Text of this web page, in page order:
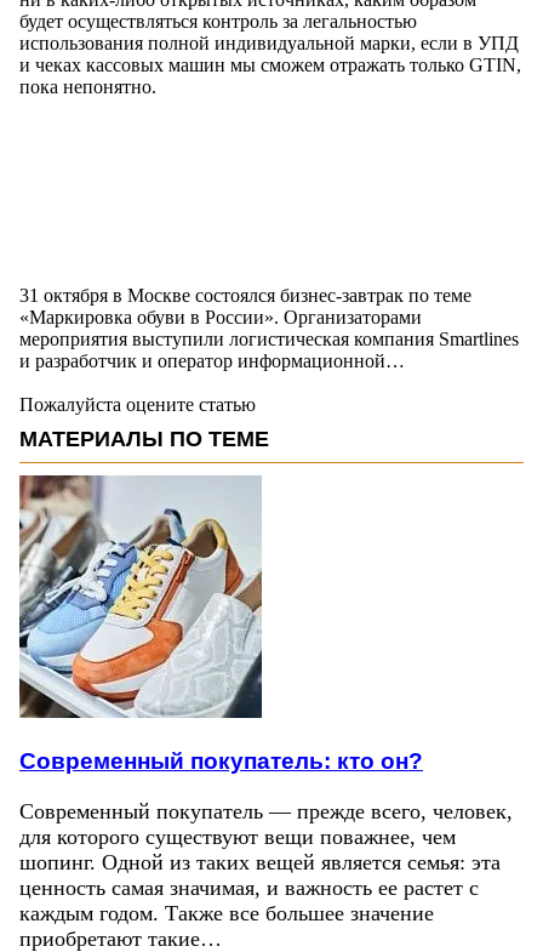
будет осуществляться контроль за легальностью
использования полной индивидуальной марки, если в УПД
и чеках кассовых машин мы сможем отражать только GTIN,
пока непонятно.
31 октября в Москве состоялся бизнес-завтрак по теме
«Маркировка обуви в России». Организаторами
мероприятия выступили логистическая компания Smartlines
и разработчик и оператор информационной…
Пожалуйста оцените статью
МАТЕРИАЛЫ ПО ТЕМЕ
Современный покупатель: кто он?
Современный покупатель — прежде всего, человек,
для которого существуют вещи поважнее, чем
шопинг. Одной из таких вещей является семья: эта
ценность самая значимая, и важность ее растет с
каждым годом. Также все большее значение
приобретают такие…